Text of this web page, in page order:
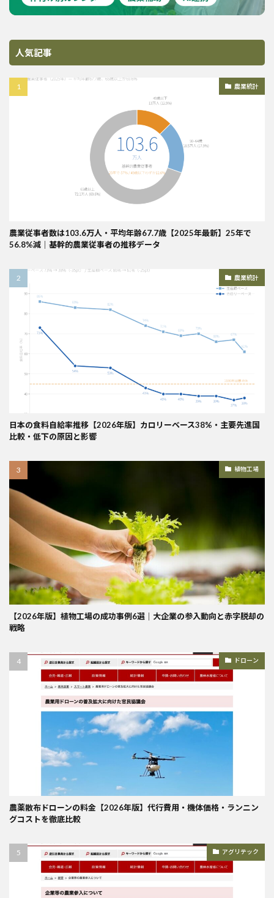
人気記事
農業統計
農業従事者数は103.6万人・平均年齢67.7歳【2025年最新】25年で
56.8%減｜基幹的農業従事者の推移データ
農業統計
日本の食料自給率推移【2026年版】カロリーベース38%・主要先進国
比較・低下の原因と影響
植物工場
【2026年版】植物工場の成功事例6選｜大企業の参入動向と赤字脱却の
戦略
ドローン
農薬散布ドローンの料金【2026年版】代行費用・機体価格・ランニン
グコストを徹底比較
アグリテック